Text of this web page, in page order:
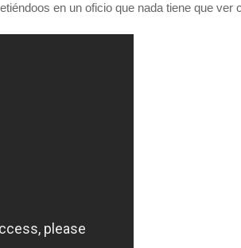
en un oficio que nada tiene que ver